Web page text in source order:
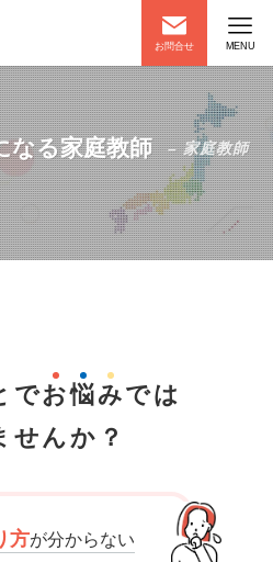
お問合せ MENU
なる家庭教師
– 家庭教師
でお悩みでは
せんか？
方が分からない